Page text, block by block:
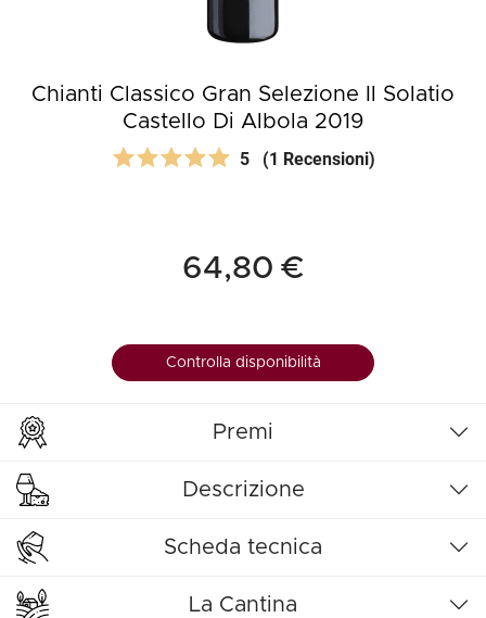
Chianti Classico Gran Selezione Il Solatio
Castello Di Albola 2019
5 (1 Recensioni)
64,80 €
Controlla disponibilità
Premi
Descrizione
Scheda tecnica
La Cantina